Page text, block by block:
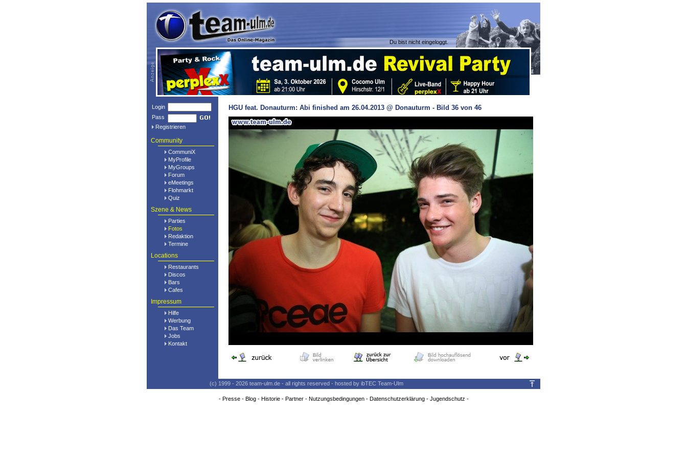
Du bist nicht eingeloggt.
Login
Pass
Registrieren
Community
CommuniX
MyProfile
MyGroups
Forum
eMeetings
Flohmarkt
Quiz
Szene & News
Parties
Fotos
Redaktion
Termine
Locations
Restaurants
Discos
Bars
Cafes
Impressum
Hilfe
Werbung
Das Team
Jobs
Kontakt
HGU feat. Donauturm: Abi finished am 26.04.2013 @ Donauturm - Bild 36 von 46
(c) 1999 - 2026 team-ulm.de - all rights reserved - hosted by ibTEC Team-Ulm
- Presse- Blog- Historie- Partner- Nutzungsbedingungen- Datenschutzerklärung- Jugendschutz -